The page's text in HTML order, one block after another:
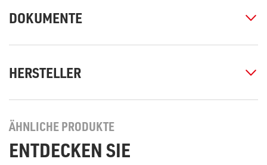
DOKUMENTE
HERSTELLER
ÄHNLICHE PRODUKTE
ENTDECKEN SIE